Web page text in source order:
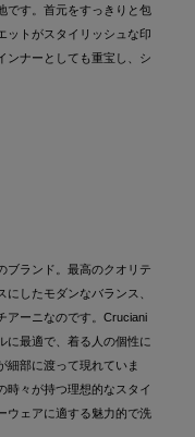
です。首元をすっきりと包
ットがスタイリッシュな印
ンナーとしても重宝し、シ
ブランド。最高のクオリテ
したモダンなバランス、
アーニなのです。Cruciani
に最適で、着る人の個性に
細部に渡って現れていま
時々が持つ理想的なスタイ
ウェアに適する魅力的で洗